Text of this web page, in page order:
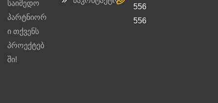
საიმედო
პარტნიორ
ი თქვენს
პროექტებ
ში!
556
556